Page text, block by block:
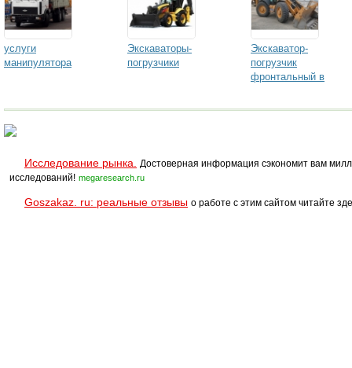
услуги
манипулятора
Экскаваторы-
погрузчики
Экскаватор-
погрузчик
фронтальный в
Исследование рынка.
Достоверная информация сэкономит вам
исследований! megaresearch.ru
Goszakaz. ru: реальные отзывы о работе с этим сайтом читайте